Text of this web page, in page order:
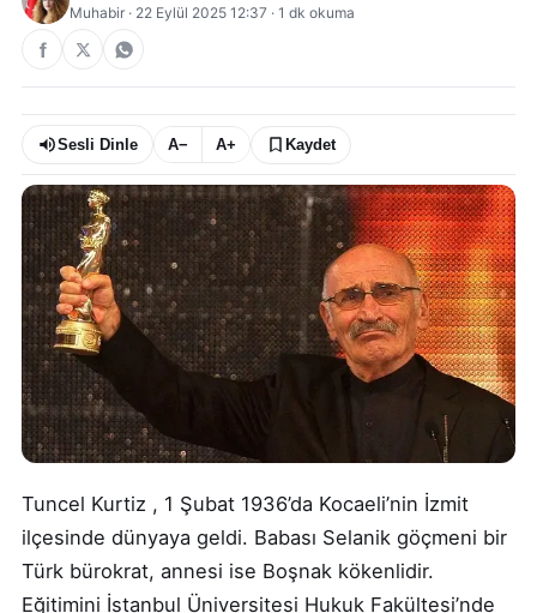
Muhabir · 22 Eylül 2025 12:37 · 1 dk okuma
Sesli Dinle A− A+ Kaydet
Tuncel Kurtiz , 1 Şubat 1936’da Kocaeli’nin İzmit
ilçesinde dünyaya geldi. Babası Selanik göçmeni bir
Türk bürokrat, annesi ise Boşnak kökenlidir.
Eğitimini İstanbul Üniversitesi Hukuk Fakültesi’nde